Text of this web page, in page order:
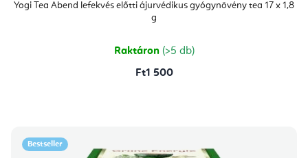
Yogi Tea Abend lefekvés előtti ájurvédikus gyógynövény tea 17 x 1,8
g
átlagos
értékelése
csillag.
Raktáron (>5 db)
Ft1 500
Bestseller